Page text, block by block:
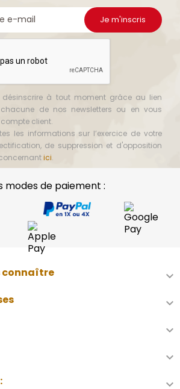
désinscrire à tout moment grâce au lien
de nos newsletters ou en vous
client.
les informations sur l’exercice de votre
de suppression et d'opposition
ici.
modes de paiement :
connaître 



